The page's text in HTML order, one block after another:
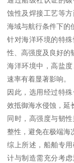
蚀性及焊接工艺等
海域与航行条件下的
针对海洋环境的特
性、高强度及良好的
海洋环境中，高盐
速率有着显著影响。
因此，选用经过特
效抵御海水侵蚀，延
同时，高强度与韧
整性，避免在极端海
综上所述，船舶专
计与制造需充分考